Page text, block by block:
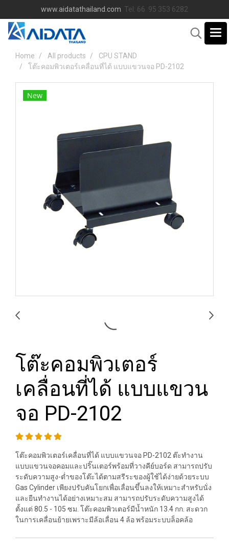
www.aidatathailand.com Tel: 66 95 353 6282
Home All products
CPU STAND
โต๊ะคอมพิวเตอร์เคลื่อนที่ได้ แบบแขวนจอ PD-2102
New
โต๊ะคอมพิวเตอร์
เคลื่อนที่ได้ แบบแขวน
จอ PD-2102
โต๊ะคอมพิวเตอร์เคลื่อนที่ได้ แบบแขวนจอ PD-2102 ต๊ะทำงาน
แบบแขวนจอคอมและปริ๊นเตอร์พร้อมที่วางคีย์บอร์ด สามารถปรับ
ระดับความสูง-ต่ำของโต๊ะได้ตามสรีระของผู้ใช้ได้ง่ายด้วยระบบ
Gas Cylinder เพียงปรับคันโยกเพื่อเลื่อนขึ้นลงให้เหมาะสำหรับนั่ง
และยืนทำงานได้อย่างเหมาะสม สามารถปรับระดับความสูงได้
ตั้งแต่ 80.5 - 105 ซม. โต๊ะคอมพิวเตอร์มีน้ำหนัก 13.4 กก. สะดวก
ในการเคลื่อนย้ายเพราะมีล้อเลื่อน 4 ล้อ พร้อมระบบล็อคล้อ